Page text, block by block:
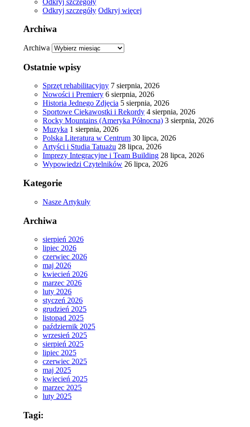
Odkryj szczegóły Odkryj więcej
Archiwa
Archiwa
Ostatnie wpisy
Sprzęt rehabilitacyjny 7 sierpnia, 2026
Nowości i Premiery 6 sierpnia, 2026
Historia Jednego Zdjęcia 5 sierpnia, 2026
Sportowe Ciekawostki i Rekordy 4 sierpnia, 2026
Rocky Mountains (Ameryka Północna) 3 sierpnia, 2026
Muzyka 1 sierpnia, 2026
Polska Literatura w Centrum 30 lipca, 2026
Artyści i Studia Tatuażu 28 lipca, 2026
Imprezy Integracyjne i Team Building 28 lipca, 2026
Wypowiedzi Czytelników 26 lipca, 2026
Kategorie
Nasze Artykuły
Archiwa
sierpień 2026
lipiec 2026
czerwiec 2026
maj 2026
kwiecień 2026
marzec 2026
luty 2026
styczeń 2026
grudzień 2025
listopad 2025
październik 2025
wrzesień 2025
sierpień 2025
lipiec 2025
czerwiec 2025
maj 2025
kwiecień 2025
marzec 2025
luty 2025
Tagi: